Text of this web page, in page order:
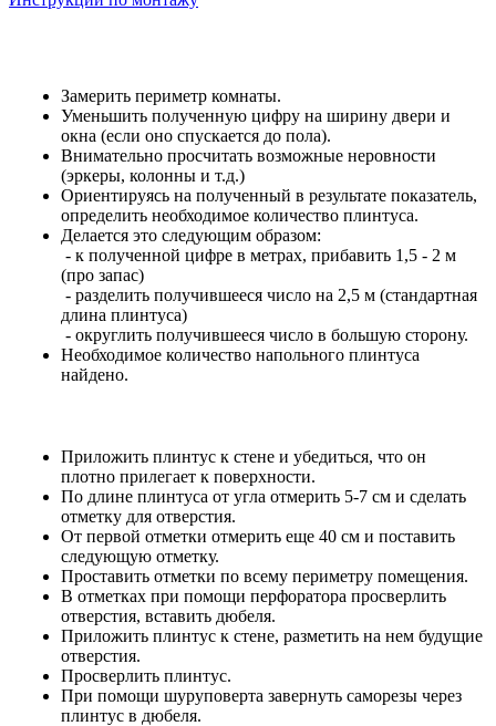
Замерить периметр комнаты.
Уменьшить полученную цифру на ширину двери и
окна (если оно спускается до пола).
Внимательно просчитать возможные неровности
(эркеры, колонны и т.д.)
Ориентируясь на полученный в результате показатель,
определить необходимое количество плинтуса.
Делается это следующим образом:
- к полученной цифре в метрах, прибавить 1,5 - 2 м
(про запас)
- разделить получившееся число на 2,5 м (стандартная
длина плинтуса)
- округлить получившееся число в большую сторону.
Необходимое количество напольного плинтуса
найдено.
Приложить плинтус к стене и убедиться, что он
плотно прилегает к поверхности.
По длине плинтуса от угла отмерить 5-7 см и сделать
отметку для отверстия.
От первой отметки отмерить еще 40 см и поставить
следующую отметку.
Проставить отметки по всему периметру помещения.
В отметках при помощи перфоратора просверлить
отверстия, вставить дюбеля.
Приложить плинтус к стене, разметить на нем будущие
отверстия.
Просверлить плинтус.
При помощи шуруповерта завернуть саморезы через
плинтус в дюбеля.